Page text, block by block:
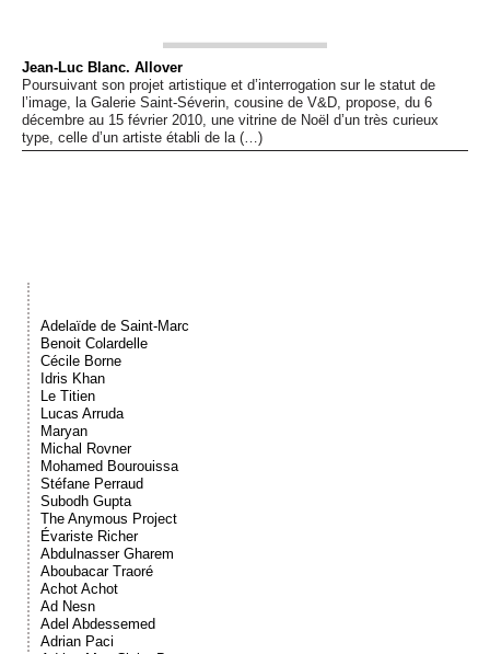
Dossiers
Jean-Luc Blanc. Allover
Poursuivant son projet artistique et d’interrogation sur le statut de
l’image, la Galerie Saint-Séverin, cousine de V&D, propose, du 6
décembre au 15 février 2010, une vitrine de Noël d’un très curieux
type, celle d’un artiste établi de la (…)
Adelaïde de Saint-Marc
Benoit Colardelle
Cécile Borne
Idris Khan
Le Titien
Lucas Arruda
Maryan
Michal Rovner
Mohamed Bourouissa
Stéfane Perraud
Subodh Gupta
The Anymous Project
Évariste Richer
Abdulnasser Gharem
Aboubacar Traoré
Achot Achot
Ad Nesn
Adel Abdessemed
Adrian Paci